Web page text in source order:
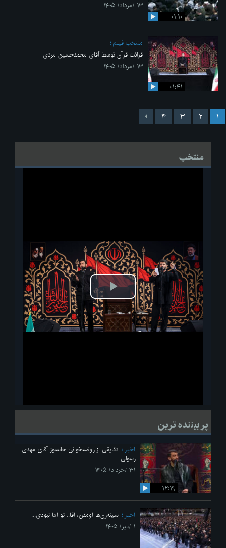
۰۱:۱۰
۱۳ /مرداد/ ۱۴۰۵
۰۱:۴۱
منتخب فیلم
قرائت قرآن توسط آقای محمدحسین مردی
۱۳ /مرداد/ ۱۴۰۵
۱ ۲ ۳ ۴
منتخب
پخش
ویدیو
لحظاتی از قرائت زیارت اربعین امام حسین(ع) در مراسم عزاداری هیئات
پر بیننده ترین
۱۲:۱۹
اخبار
دقایقی از روضه‌خوانی جانسوز آقای مهدی
رسولی
۳۱ /خرداد/ ۱۴۰۵
اخبار
سینه‌زن‌ها اومدن،‌ آقا.. تو اما نبودی...
۱ /تیر/ ۱۴۰۵